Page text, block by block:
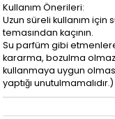
Kullanım Önerileri:
Uzun süreli kullanım
temasından kaçının.
Su parfüm gibi
kararma, bozulma
kullanmaya uygun
yaptığı unutulmamalıdır.)